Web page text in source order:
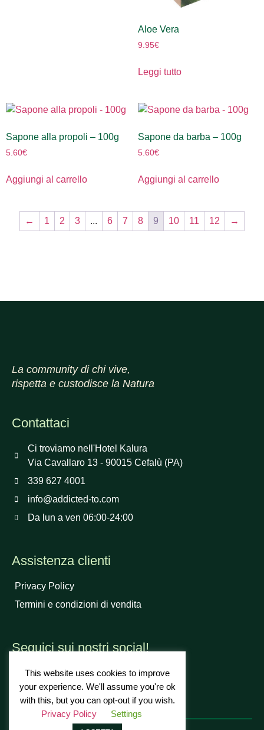
Aloe Vera
9.95€
Leggi tutto
Sapone alla propoli – 100g
5.60€
Aggiungi al carrello
Sapone da barba – 100g
5.60€
Aggiungi al carrello
← 1 2 3 ... 6 7 8 9 10 11 12 →
La community di chi vive,
rispetta e custodisce la Natura
Contattaci
Ci troviamo nell'Hotel Kalura
Via Cavallaro 13 - 90015 Cefalù (PA)
339 627 4001
info@addicted-to.com
Da lun a ven 06:00-24:00
Assistenza clienti
Privacy Policy
Termini e condizioni di vendita
Seguici sui nostri social!
This website uses cookies to improve
your experience. We'll assume you're ok
with this, but you can opt-out if you wish.
Privacy Policy
Settings